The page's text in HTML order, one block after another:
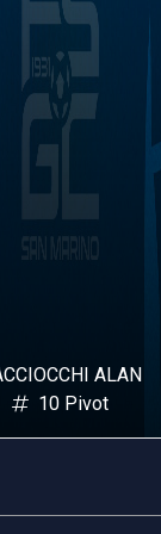
GABRIELE
1 Laterale